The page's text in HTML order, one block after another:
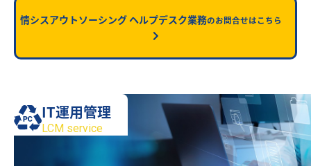
情シスアウトソーシング ヘルプデスク業務のお問合せはこちら
IT運用管理
LCM service